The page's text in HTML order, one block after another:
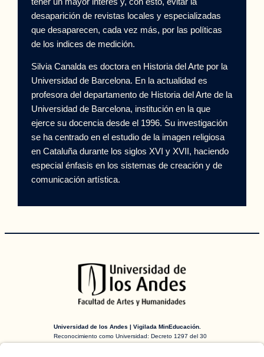
desaparición de revistas locales y especializadas
que desaparecen, cada vez más, por las políticas
de los indices de medición.
Silvia Canalda es doctora en Historia del Arte por la
Universidad de Barcelona. En la actualidad es
profesora del departamento de Historia del Arte de la
Universidad de Barcelona, institución en la que
ejerce su docencia desde el 1996. Su investigación
se ha centrado en el estudio de la imagen religiosa
en Cataluña durante los siglos XVI y XVII, haciendo
especial énfasis en los sistemas de creación y de
comunicación artística.
Universidad de los Andes | Vigilada MinEducación.
Reconocimiento como Universidad: Decreto 1297 del 30